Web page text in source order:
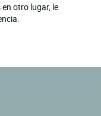
otro lugar, le